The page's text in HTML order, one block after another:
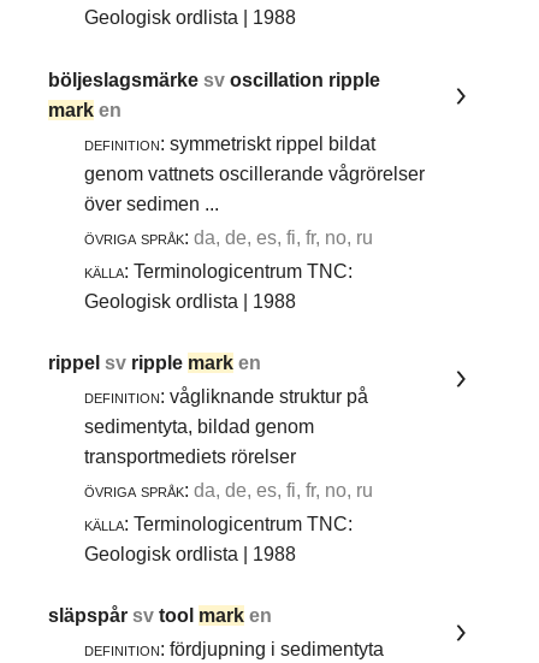
Geologisk ordlista | 1988
böljeslagsmärkesvoscillation ripple
mark en
definition: symmetriskt rippel bildat
genom vattnets oscillerande vågrörelser
över sedimen ...
övriga språk: da, de, es, fi, fr, no, ru
källa: Terminologicentrum TNC:
Geologisk ordlista | 1988
rippelsv ripple mark en
definition: vågliknande struktur på
sedimentyta, bildad genom
transportmediets rörelser
övriga språk: da, de, es, fi, fr, no, ru
källa: Terminologicentrum TNC:
Geologisk ordlista | 1988
släpspårsvtool mark en
definition: fördjupning i sedimentyta